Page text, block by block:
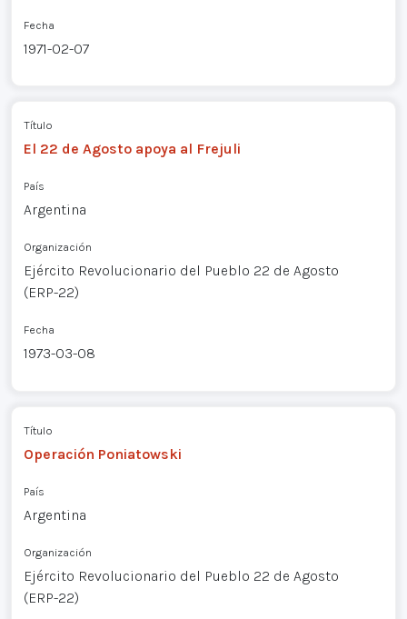
Fecha
1971-02-07
Título
El 22 de Agosto apoya al Frejuli
País
Argentina
Organización
Ejército Revolucionario del Pueblo 22 de Agosto
(ERP-22)
Fecha
1973-03-08
Título
Operación Poniatowski
País
Argentina
Organización
Ejército Revolucionario del Pueblo 22 de Agosto
(ERP-22)